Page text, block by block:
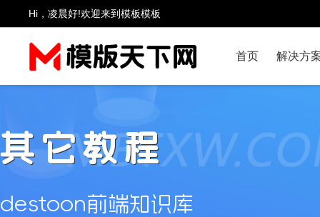
Hi，凌晨好!欢迎来到模板模板
首页 解决方
其它教程
destoon前端知识库